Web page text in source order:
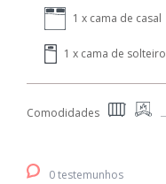
1 x cama de casal
1 x cama de solteiro
Comodidades
0 testemunhos